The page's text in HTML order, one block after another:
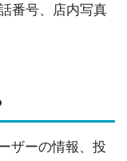
番号、店内写真
ザーの情報、投